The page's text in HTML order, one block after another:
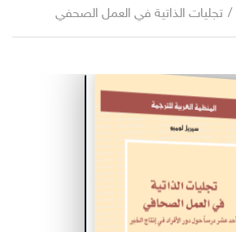
/ تجليات الذاتية في العمل الصحفي